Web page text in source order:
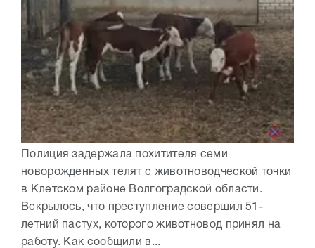
Полиция задержала похитителя семи
новорожденных телят с животноводческой точки
в Клетском районе Волгоградской области.
Вскрылось, что преступление совершил 51-
летний пастух, которого животновод принял на
работу. Как сообщили в...